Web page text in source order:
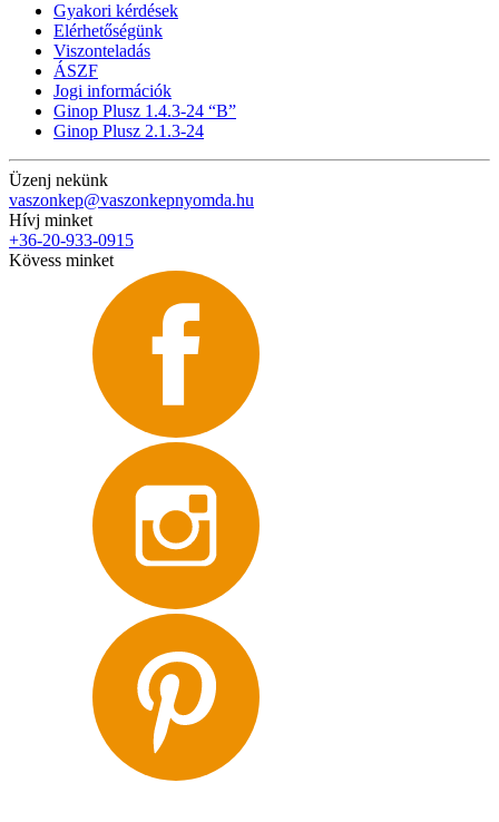
Gyakori kérdések
Elérhetőségünk
Viszonteladás
ÁSZF
Jogi információk
Ginop Plusz 1.4.3-24 “B”
Ginop Plusz 2.1.3-24
Üzenj nekünk
vaszonkep@vaszonkepnyomda.hu
Hívj minket
+36-20-933-0915
Kövess minket